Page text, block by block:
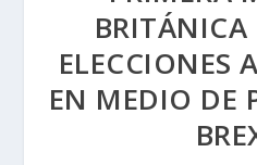
BRITÁNICA
ELECCIONES
EN MEDIO DE